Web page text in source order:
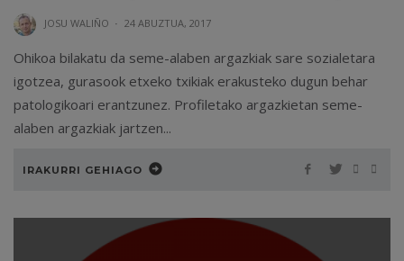
JOSU WALIÑO · 24 ABUZTUA, 2017
Ohikoa bilakatu da seme-alaben argazkiak sare sozialetara
igotzea, gurasook etxeko txikiak erakusteko dugun behar
patologikoari erantzunez. Profiletako argazkietan seme-
alaben argazkiak jartzen...
IRAKURRI GEHIAGO